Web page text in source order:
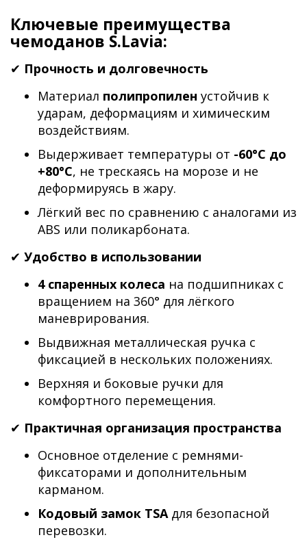
Ключевые преимущества
чемоданов S.Lavia:
✔ Прочность и долговечность
Материал полипропилен устойчив к
ударам, деформациям и химическим
воздействиям.
Выдерживает температуры от -60°C до
+80°C, не трескаясь на морозе и не
деформируясь в жару.
Лёгкий вес по сравнению с аналогами из
ABS или поликарбоната.
✔ Удобство в использовании
4 спаренных колеса на подшипниках с
вращением на 360° для лёгкого
маневрирования.
Выдвижная металлическая ручка с
фиксацией в нескольких положениях.
Верхняя и боковые ручки для
комфортного перемещения.
✔ Практичная организация пространства
Основное отделение с ремнями-
фиксаторами и дополнительным
карманом.
Кодовый замок TSAдля безопасной
перевозки.